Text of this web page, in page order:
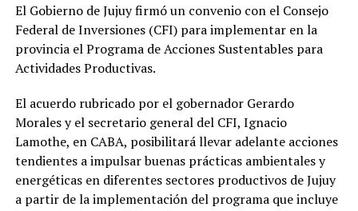
El Gobierno de Jujuy firmó un convenio con el Consejo
Federal de Inversiones (CFI) para implementar en la
provincia el Programa de Acciones Sustentables para
Actividades Productivas.
El acuerdo rubricado por el gobernador Gerardo
Morales y el secretario general del CFI, Ignacio
Lamothe, en CABA, posibilitará llevar adelante acciones
tendientes a impulsar buenas prácticas ambientales y
energéticas en diferentes sectores productivos de Jujuy
a partir de la implementación del programa que incluye